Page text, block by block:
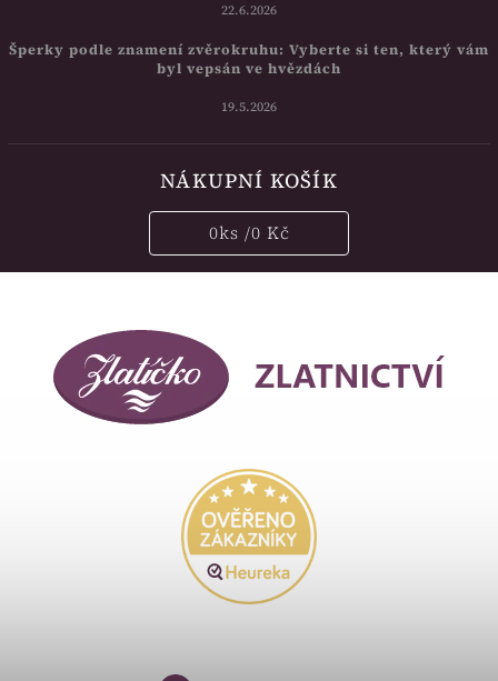
22.6.2026
Šperky podle znamení zvěrokruhu: Vyberte si ten, který vám
byl vepsán ve hvězdách
19.5.2026
NÁKUPNÍ KOŠÍK
0ks /0 Kč